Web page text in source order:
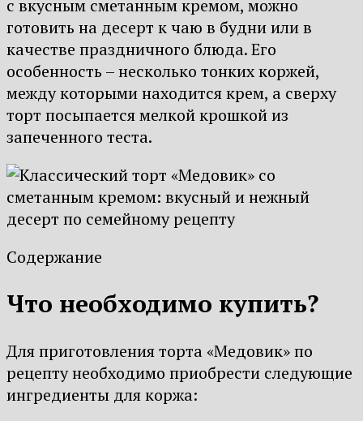
с вкусным сметанным кремом, можно
готовить на десерт к чаю в будни или в
качестве праздничного блюда. Его
особенность – несколько тонких коржей,
между которыми находится крем, а сверху
торт посыпается мелкой крошкой из
запеченного теста.
Содержание
Что необходимо купить?
Для приготовления торта «Медовик» по
рецепту необходимо приобрести следующие
ингредиенты для коржа: